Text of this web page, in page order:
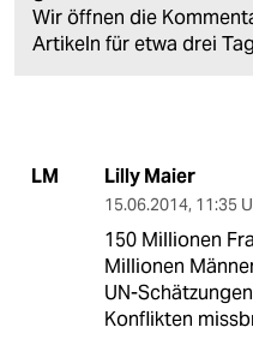
Wir öffnen die
Artikeln für etwa drei
LM Lilly Maier
15.06.2014, 11:35
150 Millionen
Millionen
UN-
Konflikten